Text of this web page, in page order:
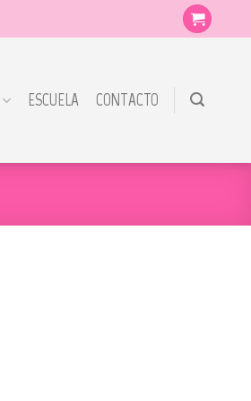
ESCUELA CONTACTO